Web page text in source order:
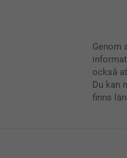
Genom
också
Du kan
finns